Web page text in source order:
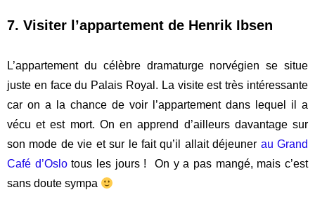
Où ?Quartier Sentrum, juste à côté du château de
Horaires :10h à 16h
Prix :150 NOK pour un tarif adulte basique soit 13
francs/euro environ (gratuit avec l’Oslo Pass)
Site internet :https://www.visitoslo.com/fr/produit/?
tlp=2982673&name=Musee-de-la-Resistance